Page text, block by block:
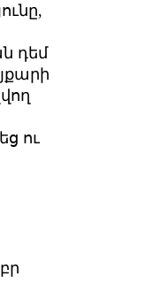
դեմ
ու